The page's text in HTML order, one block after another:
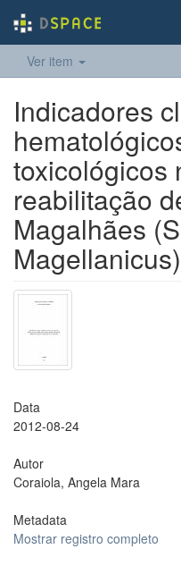
Ver item
Indicadores
toxicológicos
reabilitação
Magalhães
Data
2012-08-24
Autor
Coraiola, Angela Mara
Metadata
Mostrar registro completo